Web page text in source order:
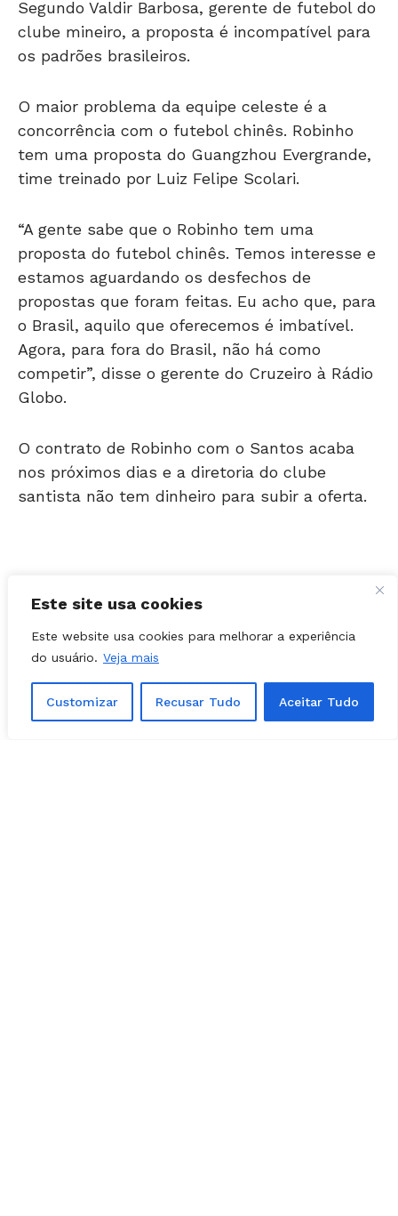
Este site usa cookies
Este website usa cookies para melhorar a experiência
do usuário. Veja mais
Customizar Recusar Tudo Aceitar Tudo
clube mineiro, a proposta é incompatível para
os padrões brasileiros.
concorrência com o futebol chinês. Robinho
tem uma proposta do Guangzhou Evergrande,
time treinado por Luiz Felipe Scolari.
proposta do futebol chinês. Temos interesse e
estamos aguardando os desfechos de
propostas que foram feitas. Eu acho que, para
o Brasil, aquilo que oferecemos é imbatível.
Agora, para fora do Brasil, não há como
competir”, disse o gerente do Cruzeiro à Rádio
Globo.
nos próximos dias e a diretoria do clube
santista não tem dinheiro para subir a oferta.
Matérias Relacionadas